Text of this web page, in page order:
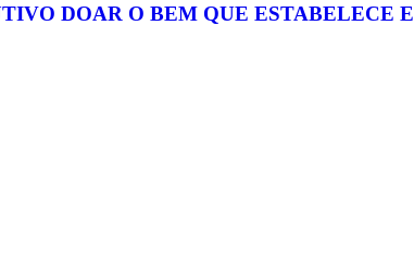
DOAR O BEM QUE ESTABELECE